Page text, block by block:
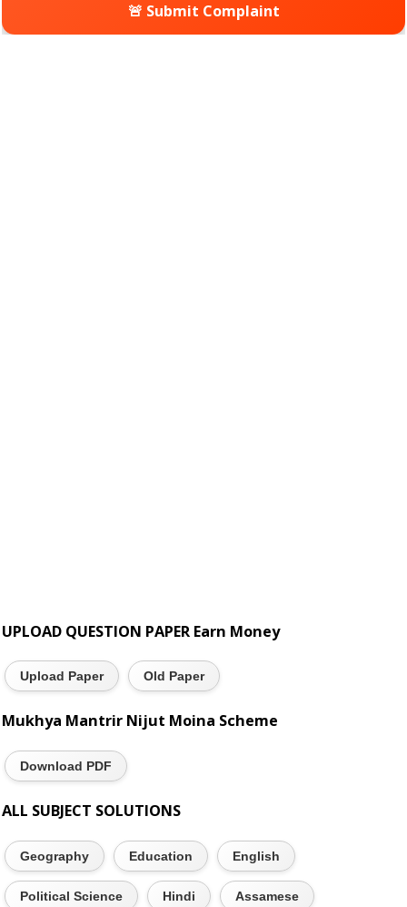
🚨 Submit Complaint
UPLOAD QUESTION PAPER Earn Money
Upload Paper Old Paper
Mukhya Mantrir Nijut Moina Scheme
Download PDF
ALL SUBJECT SOLUTIONS
Geography Education English
Political Science Hindi Assamese